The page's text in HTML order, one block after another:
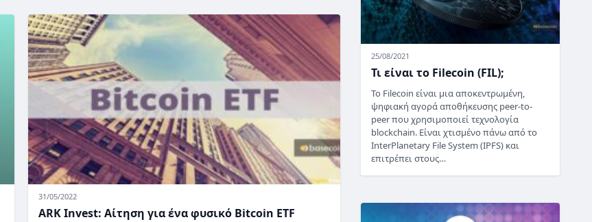
31/05/2022
ARK Invest: Αίτηση για ένα φυσικό Bitcoin ETF
25/08/2021
Τι είναι το Filecoin (FIL);
Το Filecoin είναι μια αποκεντρωμένη,
ψηφιακή αγορά αποθήκευσης peer-to-
peer που χρησιμοποιεί τεχνολογία
blockchain. Είναι χτισμένο πάνω από το
InterPlanetary File System (IPFS) και
επιτρέπει στους…